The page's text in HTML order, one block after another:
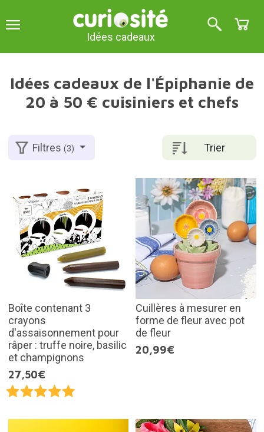
Idées cadeaux
Idées cadeaux de l'Épiphanie de
20 à 50 € cuisiniers et chefs
Trier
Filtres(3)
Boîte contenant 3
crayons
d'assaisonnement pour
râper : truffe noire, basilic
et champignons
27,50€
Cuillères à mesurer en
forme de fleur avec pot
de fleur
20,99€